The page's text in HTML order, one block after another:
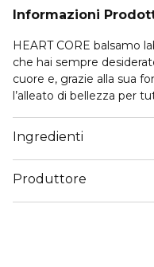
Informazioni
HEART CORE balsamo
che hai sempre
cuore e, grazie alla sua
l’alleato di bellezza per
coprenza leggera dona
perfetto per un ritocco
Ingredienti
Produttore